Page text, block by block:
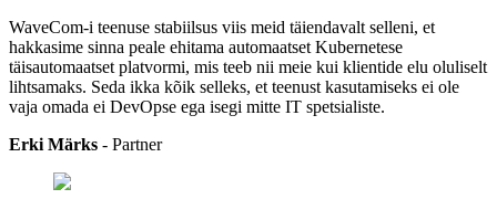
WaveCom-i teenuse stabiilsus viis meid täiendavalt selleni, et
hakkasime sinna peale ehitama automaatset Kubernetese
täisautomaatset platvormi, mis teeb nii meie kui klientide elu oluliselt
lihtsamaks. Seda ikka kõik selleks, et teenust kasutamiseks ei ole
vaja omada ei DevOpse ega isegi mitte IT spetsialiste.
Erki Märks - Partner